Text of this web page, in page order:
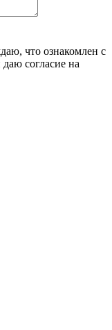
что ознакомлен с
даю согласие на